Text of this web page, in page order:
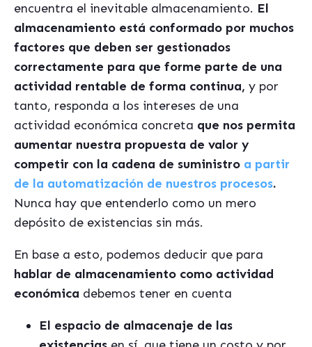
encuentra el inevitable almacenamiento. El
almacenamiento está conformado por muchos
factores que deben ser gestionados
correctamente para que forme parte de una
actividad rentable de forma continua, y por
tanto, responda a los intereses de una
actividad económica concreta que nos permita
aumentar nuestra propuesta de valor y
competir con la cadena de suministro a partir
de la automatización de nuestros procesos.
Nunca hay que entenderlo como un mero
depósito de existencias sin más.
En base a esto, podemos deducir que para
hablar de almacenamiento como actividad
económica debemos tener en cuenta
El espacio de almacenaje de las